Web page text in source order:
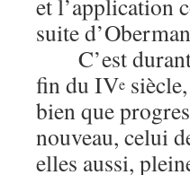
et l’application
suite
C’est
fin du IVe
bien que
nouveau, celui
elles aussi,